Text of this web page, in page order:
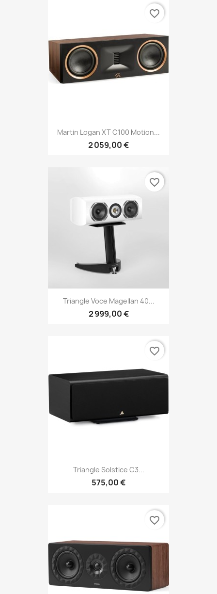
Martin Logan XT C100 Motion...
2 059,00 €
favorite_border
Triangle Voce Magellan 40...
2 999,00 €
favorite_border
Triangle Solstice C3...
575,00 €
favorite_border
favorite_border